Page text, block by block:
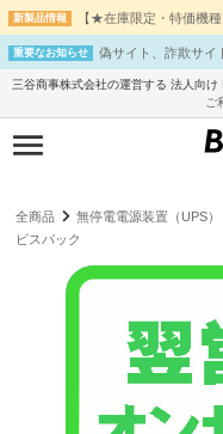
新製品情報 【★在庫限定・特価機
重要なお知らせ 偽サイト、詐欺サイ
三谷商事株式会社の運営する 法人向け
ご
全商品 無停電電源装置（UPS）
ビスパック